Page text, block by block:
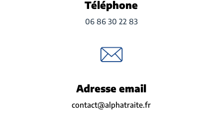
Téléphone
06 86 30 22 83
Adresse email
contact@alphatraite.fr